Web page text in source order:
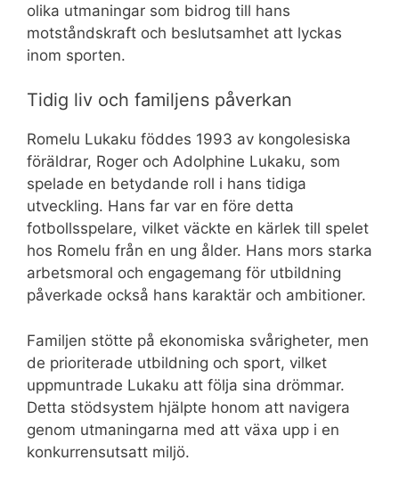
olika utmaningar som bidrog till hans
motståndskraft och beslutsamhet att lyckas
inom sporten.
Tidig liv och familjens påverkan
Romelu Lukaku föddes 1993 av kongolesiska
föräldrar, Roger och Adolphine Lukaku, som
spelade en betydande roll i hans tidiga
utveckling. Hans far var en före detta
fotbollsspelare, vilket väckte en kärlek till spelet
hos Romelu från en ung ålder. Hans mors starka
arbetsmoral och engagemang för utbildning
påverkade också hans karaktär och ambitioner.
Familjen stötte på ekonomiska svårigheter, men
de prioriterade utbildning och sport, vilket
uppmuntrade Lukaku att följa sina drömmar.
Detta stödsystem hjälpte honom att navigera
genom utmaningarna med att växa upp i en
konkurrensutsatt miljö.